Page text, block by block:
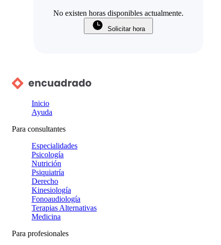
No existen horas disponibles actualmente.
Solicitar hora
Inicio
Ayuda
Para consultantes
Especialidades
Psicología
Nutrición
Psiquiatría
Derecho
Kinesiología
Fonoaudiología
Terapias Alternativas
Medicina
Para profesionales